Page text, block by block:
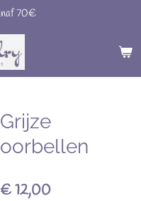
Grijze
oorbellen
€ 12,00